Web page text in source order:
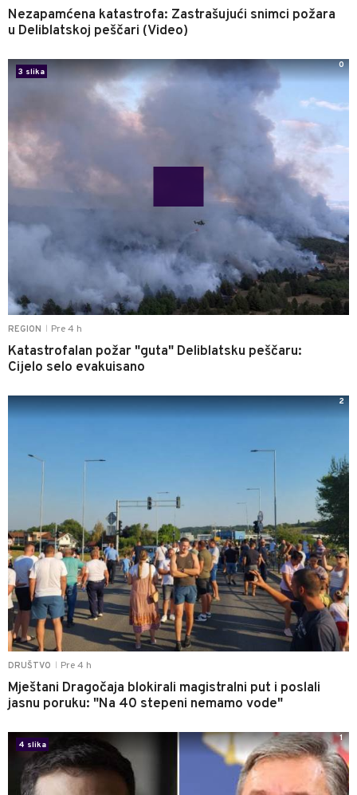
Nezapamćena katastrofa: Zastrašujući snimci požara
u Deliblatskoj peščari (Video)
REGION Pre 4 h
Katastrofalan požar "guta" Deliblatsku peščaru:
Cijelo selo evakuisano
3 slika
0
DRUŠTVO Pre 4 h
Mještani Dragočaja blokirali magistralni put i poslali
jasnu poruku: "Na 40 stepeni nemamo vode"
2
4 slika
1